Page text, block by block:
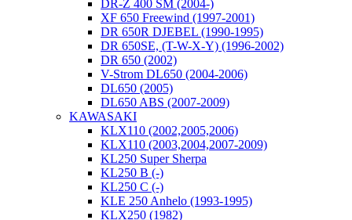
DR-Z 400 SM (2004-)
XF 650 Freewind (1997-2001)
DR 650R DJEBEL (1990-1995)
DR 650SE, (T-W-X-Y) (1996-2002)
DR 650 (2002)
V-Strom DL650 (2004-2006)
DL650 (2005)
DL650 ABS (2007-2009)
KAWASAKI
KLX110 (2002,2005,2006)
KLX110 (2003,2004,2007-2009)
KL250 Super Sherpa
KL250 B (-)
KL250 C (-)
KLE 250 Anhelo (1993-1995)
KLX250 (1982)